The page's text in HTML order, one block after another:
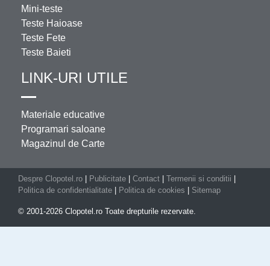
Mini-teste
Teste Haioase
Teste Fete
Teste Baieti
LINK-URI UTILE
Materiale educative
Programari saloane
Magazinul de Carte
Despre Clopotel.ro Publicitate Contact Termenii si conditii
Politica de confidentialitate
Politica de cookies Sitemap
© 2001-2026 Clopotel.ro Toate drepturile rezervate.